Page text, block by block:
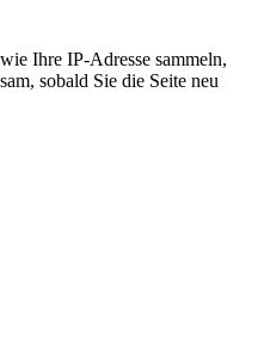
Ihre IP-Adresse sammeln,
sobald Sie die Seite neu